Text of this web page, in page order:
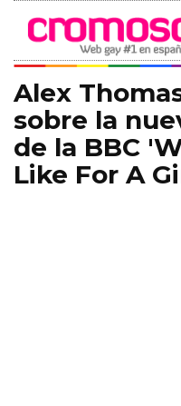
Alex
sobre la
de la BBC
Like For A